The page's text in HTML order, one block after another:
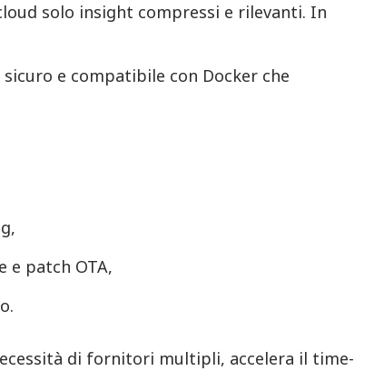
solo insight compressi e rilevanti. In
e compatibile con Docker che
e patch OTA,
di fornitori multipli, accelera il time-